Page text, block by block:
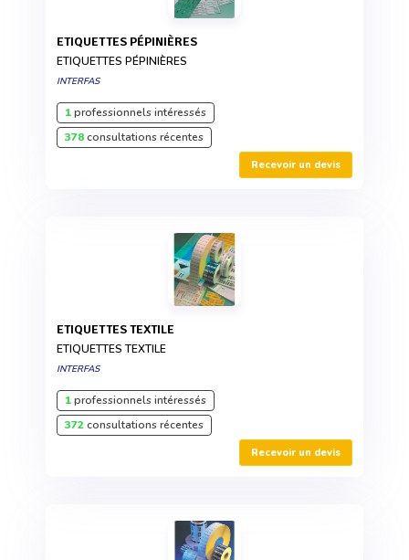
ETIQUETTES PÉPINIÈRES
ETIQUETTES PÉPINIÈRES
INTERFAS
1professionnels intéressés
378consultations récentes
Recevoir un devis
ETIQUETTES TEXTILE
ETIQUETTES TEXTILE
INTERFAS
1professionnels intéressés
372consultations récentes
Recevoir un devis